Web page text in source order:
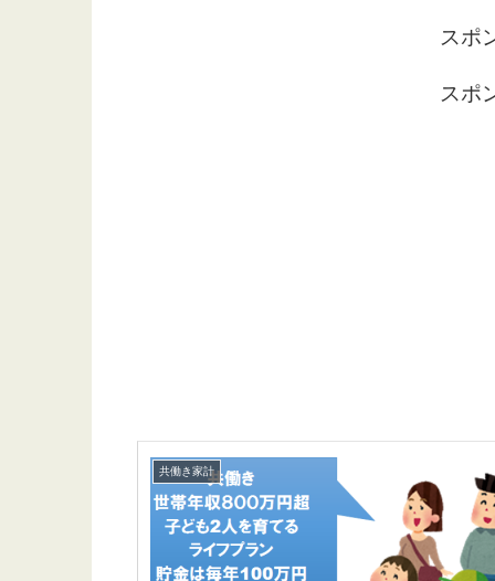
スポ
スポ
共働き家計